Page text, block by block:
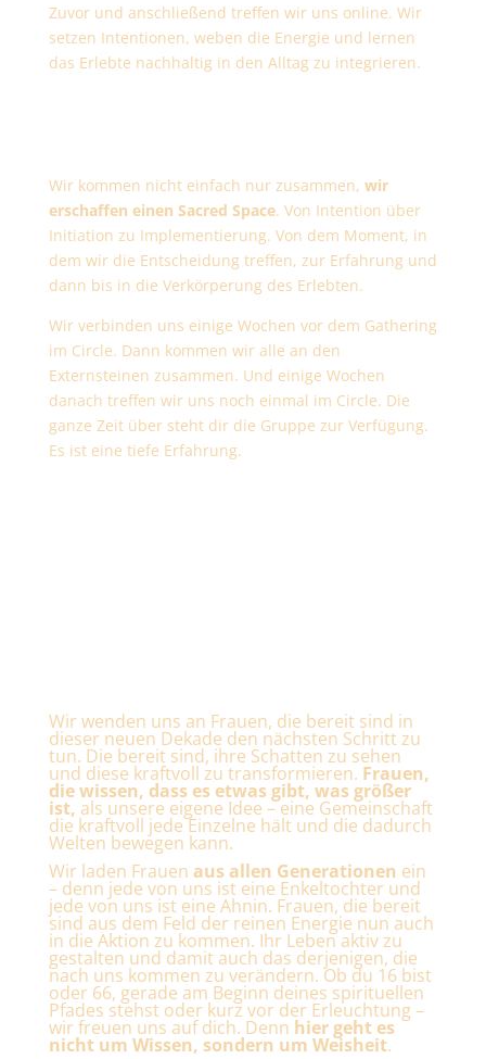
Zuvor und anschließend treffen wir uns online. Wir
setzen Intentionen, weben die Energie und lernen
das Erlebte nachhaltig in den Alltag zu integrieren.
Wir kommen nicht einfach nur zusammen, wir
erschaffen einen Sacred Space. Von Intention über
Initiation zu Implementierung. Von dem Moment, in
dem wir die Entscheidung treffen, zur Erfahrung und
dann bis in die Verkörperung des Erlebten.
Wir verbinden uns einige Wochen vor dem Gathering
im Circle. Dann kommen wir alle an den
Externsteinen zusammen. Und einige Wochen
danach treffen wir uns noch einmal im Circle. Die
ganze Zeit über steht dir die Gruppe zur Verfügung.
Es ist eine tiefe Erfahrung.
Wir wenden uns an Frauen, die bereit sind in
dieser neuen Dekade den nächsten Schritt zu
tun. Die bereit sind, ihre Schatten zu sehen
und diese kraftvoll zu transformieren. Frauen,
die wissen, dass es etwas gibt, was größer
ist, als unsere eigene Idee – eine Gemeinschaft
die kraftvoll jede Einzelne hält und die dadurch
Welten bewegen kann.
Wir laden Frauen aus allen Generationen ein
– denn jede von uns ist eine Enkeltochter und
jede von uns ist eine Ahnin. Frauen, die bereit
sind aus dem Feld der reinen Energie nun auch
in die Aktion zu kommen. Ihr Leben aktiv zu
gestalten und damit auch das derjenigen, die
nach uns kommen zu verändern. Ob du 16 bist
oder 66, gerade am Beginn deines spirituellen
Pfades stehst oder kurz vor der Erleuchtung –
wir freuen uns auf dich. Denn hier geht es
nicht um Wissen, sondern um Weisheit.